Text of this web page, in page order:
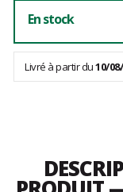
En stock
Livré à partir du10/